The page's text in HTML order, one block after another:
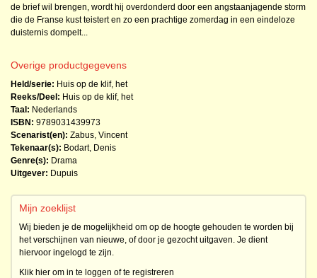
de brief wil brengen, wordt hij overdonderd door een angstaanjagende storm
die de Franse kust teistert en zo een prachtige zomerdag in een eindeloze
duisternis dompelt...
Overige productgegevens
Held/serie: Huis op de klif, het
Reeks/Deel: Huis op de klif, het
Taal: Nederlands
ISBN: 9789031439973
Scenarist(en): Zabus, Vincent
Tekenaar(s): Bodart, Denis
Genre(s): Drama
Uitgever: Dupuis
Mijn zoeklijst
Wij bieden je de mogelijkheid om op de hoogte gehouden te worden bij
het verschijnen van nieuwe, of door je gezocht uitgaven. Je dient
hiervoor ingelogd te zijn.
Klik hier om in te loggen of te registreren